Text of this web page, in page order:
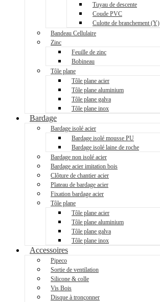
Tuyau de descente
Coude PVC
Culotte de branchement (Y)
Bandeau Cellulaire
Zinc
Feuille de zinc
Bobineau
Tôle plane
Tôle plane acier
Tôle plane aluminium
Tôle plane galva
Tôle plane inox
Bardage
Bardage isolé acier
Bardage isolé mousse PU
Bardage isolé laine de roche
Bardage non isolé acier
Bardage acier imitation bois
Clôture de chantier acier
Plateau de bardage acier
Fixation bardage acier
Tôle plane
Tôle plane acier
Tôle plane aluminium
Tôle plane galva
Tôle plane inox
Accessoires
Pipeco
Sortie de ventilation
Silicone & colle
Vis Bois
Disque à tronçonner